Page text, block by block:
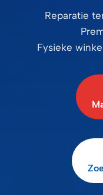
Reparatie
Fysieke